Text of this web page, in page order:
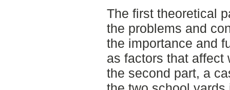
The first theoretical
the problems and
the importance and
as factors that affect
the second part, a